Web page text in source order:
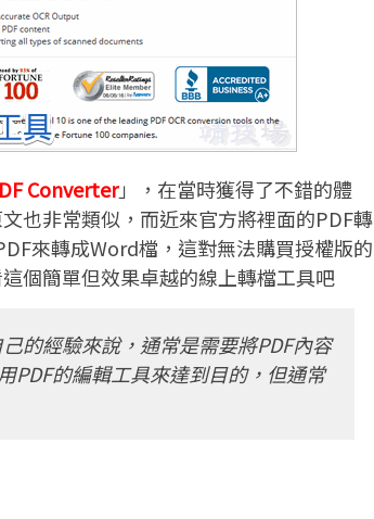
Converter」，在當時獲得了不錯的體
也非常類似，而近來官方將裡面的PDF轉
來轉成Word檔，這對無法購買授權版的
個簡單但效果卓越的線上轉檔工具吧
的經驗來說，通常是需要將PDF內容
PDF的編輯工具來達到目的，但通常